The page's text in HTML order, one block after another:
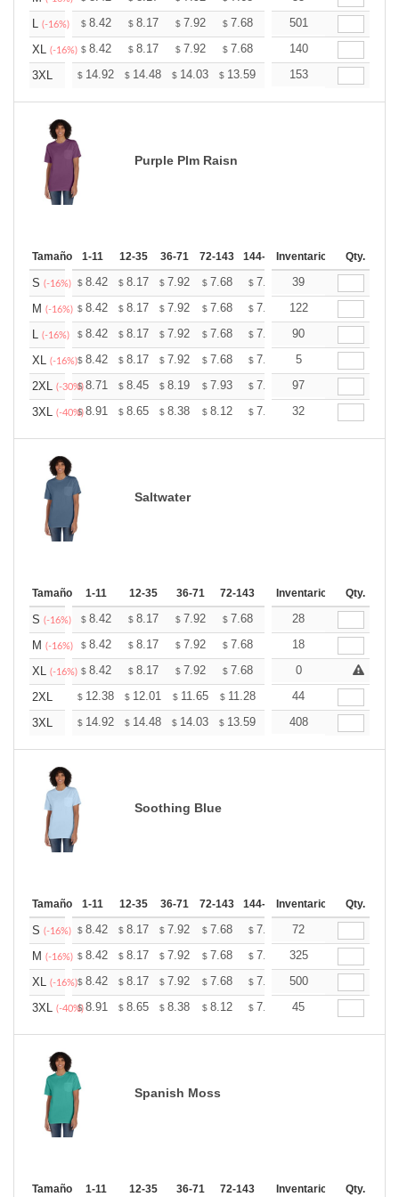
L (-16%) $ 8.42 $ 8.17 $ 7.92 $ 7.68 7.43
501
XL (-16%) $ 8.42 $ 8.17 $ 7.92 $ 7.68 7.43
140
3XL
$ 14.92 $ 14.48 $ 14.03 $ 13.59 13.15
153
Purple Plm Raisn
Tamaño 1-11 12-35 36-71 72-143 144-287 288 + Mas
Inventario Qty.
S (-16%) $ 8.42 $ 8.17 $ 7.92 $ 7.68 $ 7.43 $7.30
39
M (-16%) $ 8.42 $ 8.17 $ 7.92 $ 7.68 $ 7.43 $7.30
122
L (-16%) $ 8.42 $ 8.17 $ 7.92 $ 7.68 $ 7.43 $7.30
90
XL (-16%)$ 8.42 $ 8.17 $ 7.92 $ 7.68 $ 7.43 $
5
2XL (-30%)
$8.71 $ 8.45 $ 8.19 $ 7.93 $ 7.68 $7.55
97
3XL (-40%)
$8.91 $ 8.65 $ 8.38 $ 8.12 $ 7.85 $7.72
32
Saltwater
Tamaño 1-11 12-35 36-71 72-143 144-287 288 +
Inventario Qty.
S (-16%) $ 8.42 $ 8.17 $ 7.92 $ 7.68 7.43
28
M (-16%) $ 8.42 $ 8.17 $ 7.92 $ 7.68 7.43
18
XL (-16%) $ 8.42 $ 8.17 $ 7.92 $ 7.68 7.43
0
2XL
$ 12.38 $ 12.01 $ 11.65 $ 11.28 10.91
44
3XL
$ 14.92 $ 14.48 $ 14.03 $ 13.59 13.15
408
Soothing Blue
Tamaño 1-11 12-35 36-71 72-143 144-287 288 + Mas
Inventario Qty.
S (-16%) $ 8.42 $ 8.17 $ 7.92 $ 7.68 $ 7.43 $7.30
72
M (-16%) $ 8.42 $ 8.17 $ 7.92 $ 7.68 $ 7.43 $7.30
325
XL (-16%)$ 8.42 $ 8.17 $ 7.92 $ 7.68 $ 7.43 $7.30
500
3XL (-40%)
$8.91 $ 8.65 $ 8.38 $ 8.12 $ 7.85 $7.72
45
Spanish Moss
Tamaño 1-11 12-35 36-71 72-143 144-287 288 +
Inventario Qty.